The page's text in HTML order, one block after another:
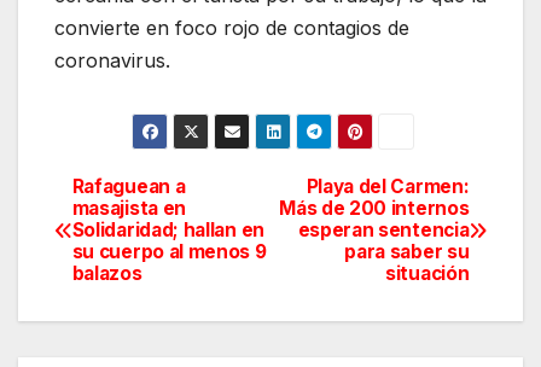
convierte en foco rojo de contagios de
coronavirus.
Navegación
de
Playa del Carmen:
Más de 200 internos
esperan sentencia
para saber su
situación
Rafaguean a
masajista en
Solidaridad; hallan en
su cuerpo al menos 9
balazos